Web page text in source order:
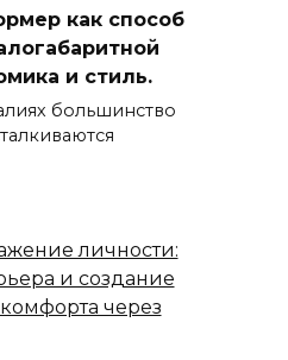
как способ
и стиль.
большинство